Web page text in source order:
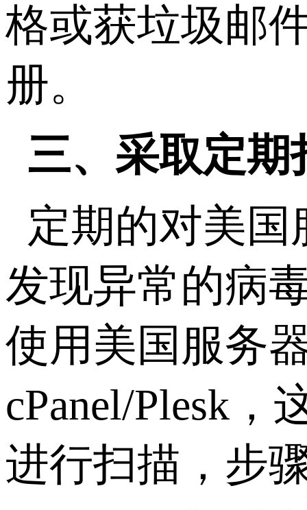
格或获垃圾邮
册。
三、采取定期
定期的对美
发现异常的病
使用美国服务
cPanel/Plesk
进行扫描，步